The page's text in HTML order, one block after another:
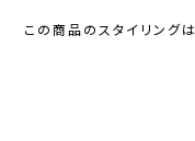
この商品のスタイリング